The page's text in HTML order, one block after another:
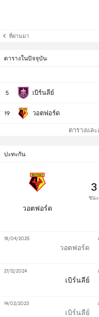
ที่ผ่านมา
ตารางในปัจจุบัน
5 เบิร์นลีย์
19 วอตฟอร์ด
ตารางและ
ปะทะกัน
วอตฟอร์ด
3
ชนะ
วอตฟอร์ด
18/04/2025
เบิร์นลีย์
21/12/2024
เบิร์นลีย์
14/02/2023